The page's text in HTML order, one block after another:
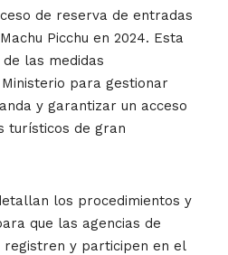
de reserva de entradas
Picchu en 2024. Esta
las medidas
para gestionar
y garantizar un acceso
turísticos de gran
los procedimientos y
que las agencias de
registren y participen en el